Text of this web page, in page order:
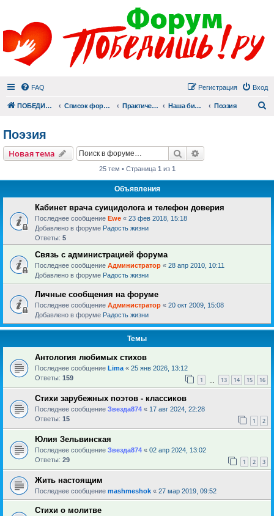
FAQ Вход
Регистрация
ПОБЕДИШЬ.РУ Список форумов Практический раздел Наша библиотека Поэзия
Поэзия
Новая тема Поиск
25 тем • Страница 1 из 1
Объявления
Кабинет врача суицидолога и телефон доверия
Последнее сообщение Ewe « 23 фев 2018, 15:18
Добавлено в форуме Радость жизни
Ответы: 5
Связь с администрацией форума
Последнее сообщение Администратор « 28 апр 2010, 10:11
Добавлено в форуме Радость жизни
Личные сообщения на форуме
Последнее сообщение Администратор « 20 окт 2009, 15:08
Добавлено в форуме Радость жизни
Темы
Антология любимых стихов
Последнее сообщение Lima « 25 янв 2026, 13:12
Ответы: 159 1 13 14 15 16
Стихи зарубежных поэтов - классиков
Последнее сообщение Звезда874 « 17 авг 2024, 22:28
Ответы: 15 1 2
Юлия Зельвинская
Последнее сообщение Звезда874 « 02 апр 2024, 13:02
Ответы: 29 1 2 3
Жить настоящим
Последнее сообщение mashmeshok « 27 мар 2019, 09:52
Стихи о молитве